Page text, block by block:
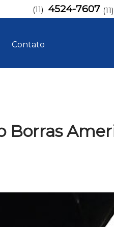
Contato
(11) 4524-7607 (11)
Borras